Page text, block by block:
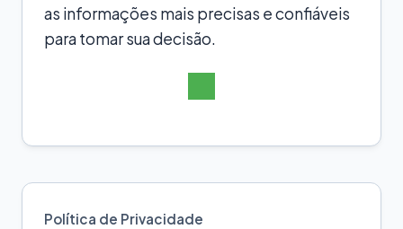
as informações mais precisas e confiáveis
para tomar sua decisão.
Política de Privacidade